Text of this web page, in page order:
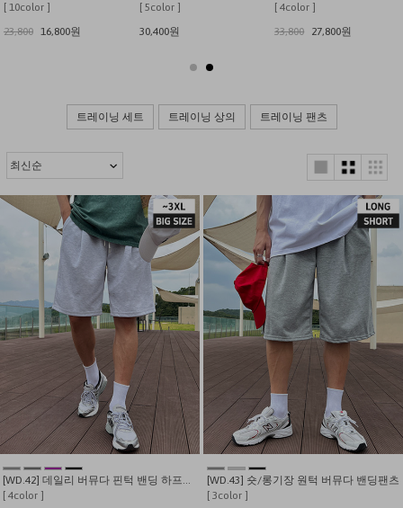
[ 10color ]
23,800 16,800원
[ 5color ]
30,400원
[ 4color ]
33,800
27,800원
트레이닝 세트 트레이닝 상의 트레이닝 팬츠
[ 4color ]
[WD.43] 숏/롱기장 원턱 버뮤다 밴딩팬츠
[ 3color ]